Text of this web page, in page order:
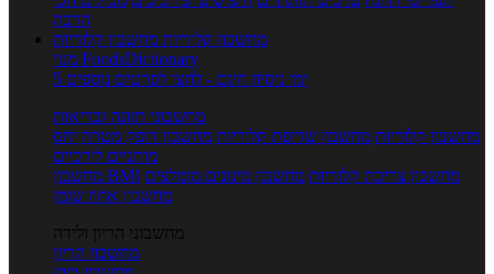
הרבה
מחשבון קלוריות מחשבון קלוריות
מנוי FoodsDictionary
5 ימי ניסיון חינם - לחצו לפרטים נוספים
מחשבוני תזונה ובריאות
מחשבון קלוריות מחשבון שריפת קלוריות מחשבון דופק מטרה יחס
מותניים לירכיים
מחשבון BMI
מחשבון צריכת קלוריות מחשבון מינונים מומלצים
מחשבון אחוז שומן
מחשבוני הריון ולידה
מחשבון הריון